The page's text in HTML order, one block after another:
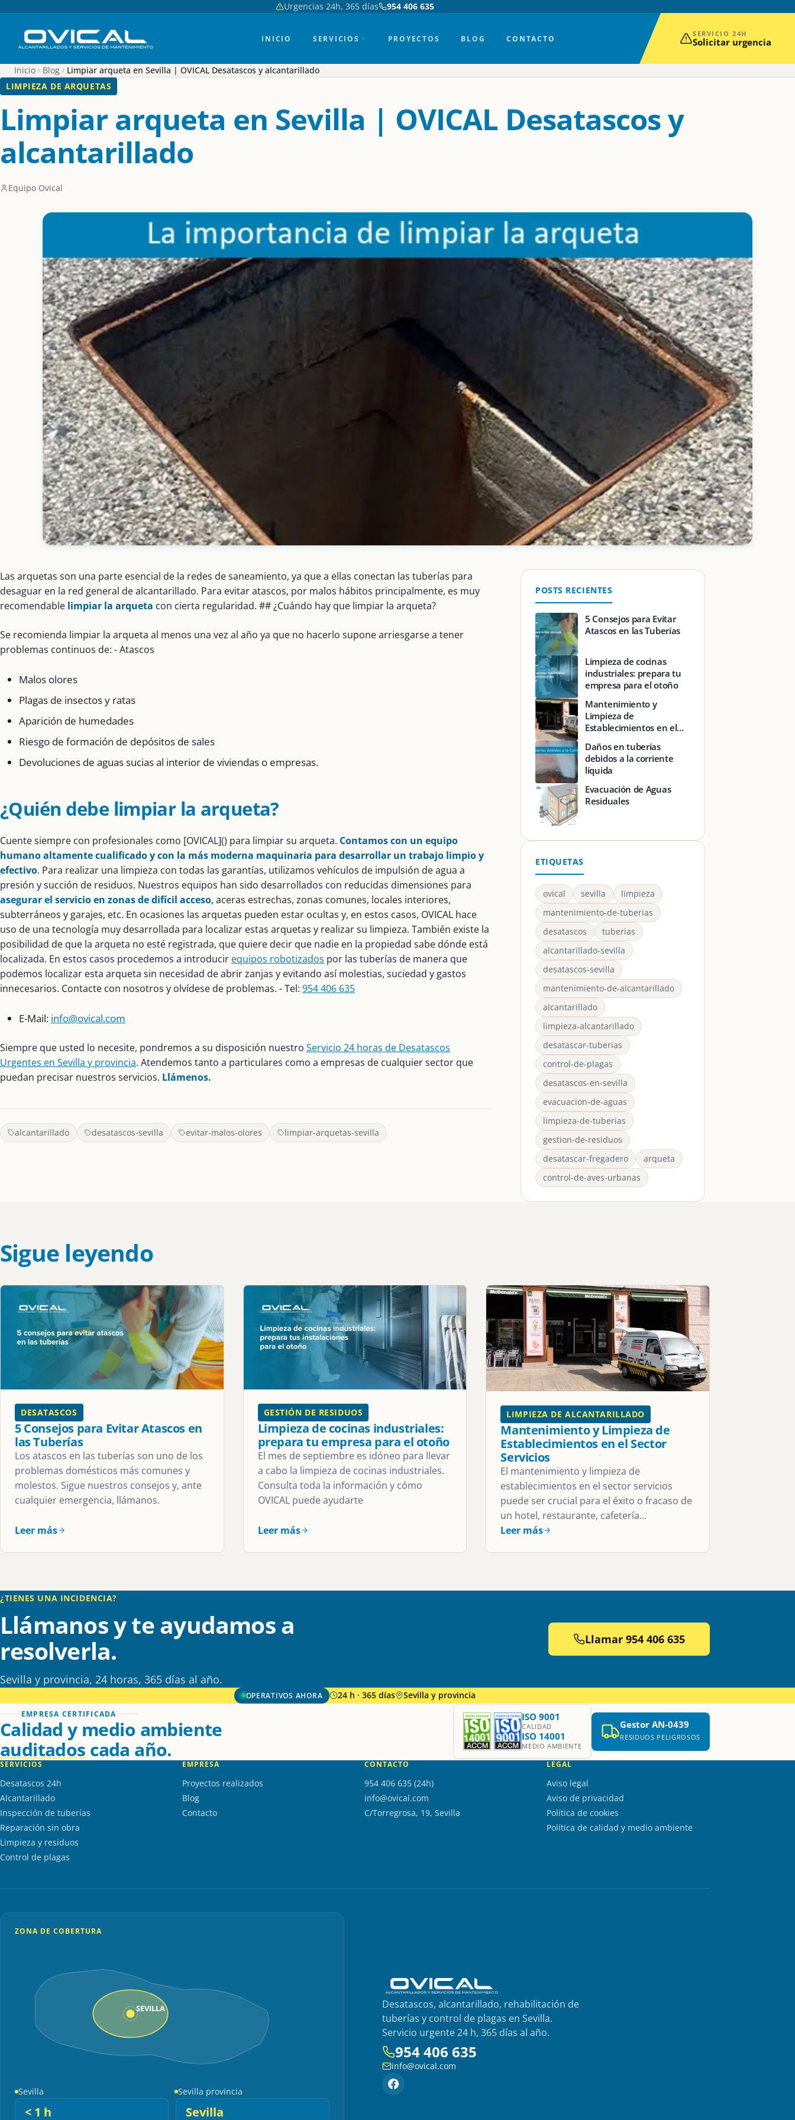
Urgencias 24h, 365 días 954 406 635
INICIO SERVICIOS PROYECTOS BLOG CONTACTO SERVICIO 24H
Solicitar urgencia
Inicio Blog
Limpiar arqueta en Sevilla | OVICAL Desatascos y alcantarillado
LIMPIEZA DE ARQUETAS
Limpiar arqueta en Sevilla | OVICAL Desatascos y
alcantarillado
Equipo Ovical
Las arquetas son una parte esencial de la redes de saneamiento, ya que a ellas conectan las tuberías para
desaguar en la red general de alcantarillado. Para evitar atascos, por malos hábitos principalmente, es muy
recomendable limpiar la arqueta con cierta regularidad. ## ¿Cuándo hay que limpiar la arqueta?
Se recomienda limpiar la arqueta al menos una vez al año ya que no hacerlo supone arriesgarse a tener
problemas continuos de: - Atascos
Malos olores
Plagas de insectos y ratas
Aparición de humedades
Riesgo de formación de depósitos de sales
Devoluciones de aguas sucias al interior de viviendas o empresas.
¿Quién debe limpiar la arqueta?
Cuente siempre con profesionales como [OVICAL]() para limpiar su arqueta. Contamos con un equipo
humano altamente cualificado y con la más moderna maquinaria para desarrollar un trabajo limpio y
efectivo. Para realizar una limpieza con todas las garantías, utilizamos vehículos de impulsión de agua a
presión y succión de residuos. Nuestros equipos han sido desarrollados con reducidas dimensiones para
asegurar el servicio en zonas de difícil acceso, aceras estrechas, zonas comunes, locales interiores,
subterráneos y garajes, etc. En ocasiones las arquetas pueden estar ocultas y, en estos casos, OVICAL hace
uso de una tecnología muy desarrollada para localizar estas arquetas y realizar su limpieza. También existe la
posibilidad de que la arqueta no esté registrada, que quiere decir que nadie en la propiedad sabe dónde está
localizada. En estos casos procedemos a introducir equipos robotizados por las tuberías de manera que
podemos localizar esta arqueta sin necesidad de abrir zanjas y evitando así molestias, suciedad y gastos
innecesarios. Contacte con nosotros y olvídese de problemas. - Tel: 954 406 635
E-Mail: info@ovical.com
Siempre que usted lo necesite, pondremos a su disposición nuestro Servicio 24 horas de Desatascos
Urgentes en Sevilla y provincia. Atendemos tanto a particulares como a empresas de cualquier sector que
puedan precisar nuestros servicios. Llámenos.
alcantarillado desatascos-sevilla evitar-malos-olores limpiar-arquetas-sevilla
POSTS RECIENTES
5 Consejos para Evitar
Atascos en las Tuberías
Limpieza de cocinas
industriales: prepara tu
empresa para el otoño
Mantenimiento y
Limpieza de
Establecimientos en el
Daños en tuberías
debidos a la corriente
líquida
Evacuación de Aguas
Residuales
ETIQUETAS
ovical sevilla
limpieza
mantenimiento-de-tuberias
desatascos
tuberias
alcantarillado-sevilla
desatascos-sevilla
mantenimiento-de-alcantarillado
alcantarillado
limpieza-alcantarillado
desatascar-tuberias
control-de-plagas
desatascos-en-sevilla
evacuacion-de-aguas
limpieza-de-tuberias
gestion-de-residuos
desatascar-fregadero
arqueta
control-de-aves-urbanas
Sigue leyendo
DESATASCOS
5 Consejos para Evitar Atascos en
las Tuberías
Los atascos en las tuberías son uno de los
problemas domésticos más comunes y
molestos. Sigue nuestros consejos y, ante
cualquier emergencia, llámanos.
Leer más
GESTIÓN DE RESIDUOS
Limpieza de cocinas industriales:
prepara tu empresa para el otoño
El mes de septiembre es idóneo para llevar
a cabo la limpieza de cocinas industriales.
Consulta toda la información y cómo
OVICAL puede ayudarte
Leer más
LIMPIEZA DE ALCANTARILLADO
Mantenimiento y Limpieza de
Establecimientos en el Sector
Servicios
El mantenimiento y limpieza de
establecimientos en el sector servicios
puede ser crucial para el éxito o fracaso de
un hotel, restaurante, cafetería...
Leer más
¿TIENES UNA INCIDENCIA?
Llámanos y te ayudamos a
resolverla.
Sevilla y provincia, 24 horas, 365 días al año.
Llamar 954 406 635
OPERATIVOS AHORA 24 h · 365 días Sevilla y provincia
EMPRESA CERTIFICADA
Calidad y medio ambiente
auditados cada año.
ISO 9001
CALIDAD
ISO 14001
MEDIO AMBIENTE
Gestor AN-0439
RESIDUOS PELIGROSOS
SERVICIOS
Desatascos 24h
Alcantarillado
Inspección de tuberías
Reparación sin obra
Limpieza y residuos
Control de plagas
EMPRESA
Proyectos realizados
Blog
Contacto
CONTACTO
954 406 635 (24h)
info@ovical.com
C/Torregrosa, 19, Sevilla
LEGAL
Aviso legal
Aviso de privacidad
Política de cookies
Política de calidad y medio ambiente
ZONA DE COBERTURA
SEVILLA
Sevilla Sevilla provincia
< 1 h Sevilla
Desatascos, alcantarillado, rehabilitación de
tuberías y control de plagas en Sevilla.
Servicio urgente 24 h, 365 días al año.
954 406 635
info@ovical.com